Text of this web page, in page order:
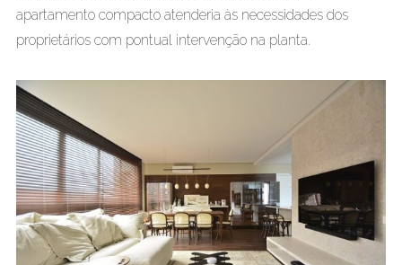
apartamento compacto atenderia às necessidades dos
proprietários com pontual intervenção na planta.